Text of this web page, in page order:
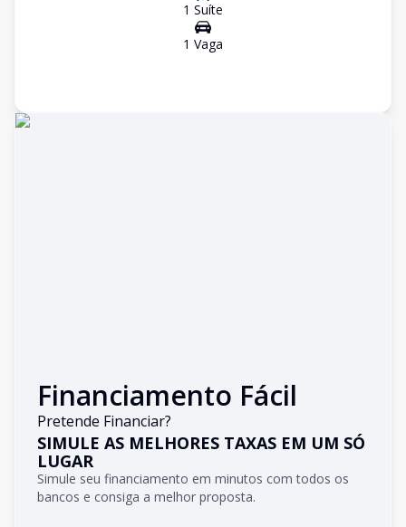
1 Suíte
1 Vaga
Financiamento Fácil
Pretende Financiar?
SIMULE AS MELHORES TAXAS EM UM SÓ
LUGAR
Simule seu financiamento em minutos com todos os
bancos e consiga a melhor proposta.